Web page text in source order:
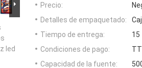
led
Precio:
Detalles de empaquetado:
Tiempo de entrega:
15
Condiciones de pago:
TT
Capacidad de la fuente: